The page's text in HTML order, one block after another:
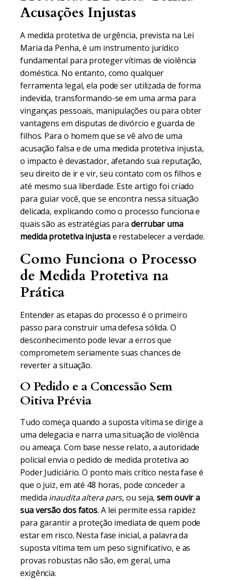
Acusações Injustas
A medida protetiva de urgência, prevista na Lei
Maria da Penha, é um instrumento jurídico
fundamental para proteger vítimas de violência
doméstica. No entanto, como qualquer
ferramenta legal, ela pode ser utilizada de forma
indevida, transformando-se em uma arma para
vinganças pessoais, manipulações ou para obter
vantagens em disputas de divórcio e guarda de
filhos. Para o homem que se vê alvo de uma
acusação falsa e de uma medida protetiva injusta,
o impacto é devastador, afetando sua reputação,
seu direito de ir e vir, seu contato com os filhos e
até mesmo sua liberdade. Este artigo foi criado
para guiar você, que se encontra nessa situação
delicada, explicando como o processo funciona e
quais são as estratégias para derrubar uma
medida protetiva injustae restabelecer a verdade.
Como Funciona o Processo
de Medida Protetiva na
Prática
Entender as etapas do processo é o primeiro
passo para construir uma defesa sólida. O
desconhecimento pode levar a erros que
comprometem seriamente suas chances de
reverter a situação.
O Pedido e a Concessão Sem
Oitiva Prévia
Tudo começa quando a suposta vítima se dirige a
uma delegacia e narra uma situação de violência
ou ameaça. Com base nesse relato, a autoridade
policial envia o pedido de medida protetiva ao
Poder Judiciário. O ponto mais crítico nesta fase é
que o juiz, em até 48 horas, pode conceder a
medida inaudita altera pars, ou seja,sem ouvir a
sua versão dos fatos. A lei permite essa rapidez
para garantir a proteção imediata de quem pode
estar em risco. Nesta fase inicial, a palavra da
suposta vítima tem um peso significativo, e as
provas robustas não são, em geral, uma
exigência.